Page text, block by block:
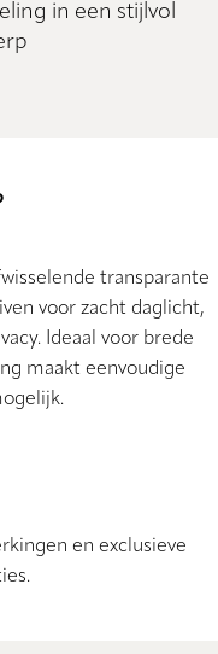
in een stijlvol
transparante
voor zacht daglicht,
Ideaal voor brede
maakt eenvoudige
en exclusieve